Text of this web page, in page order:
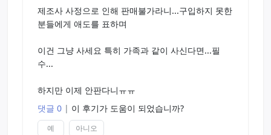
제조사 사정으로 인해 판매불가라니...구입하지 못한
분들에게 애도를 표하며
이건 그냥 사세요 특히 가족과 같이 사신다면...필
수...
하지만 이제 안판다니ㅠㅠ
댓글 0 | 이 후기가 도움이 되었습니까?
예 아니오